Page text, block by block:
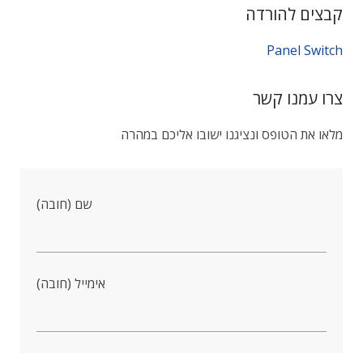
קבצים להורדה
Panel Switch
צרו עמנו קשר
מלאו את הטופס ונציגנו ישובו אליכם במהרה
שם (חובה)
אימייל (חובה)